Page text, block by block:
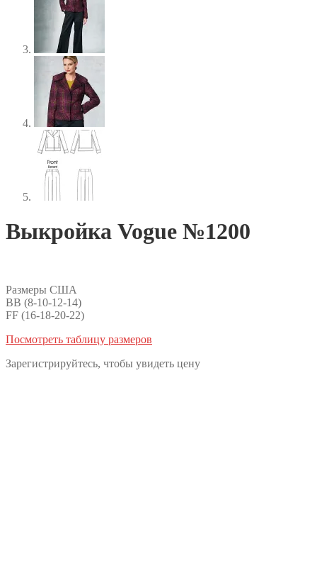
Выкройка Vogue №1200
Размеры США
BB (8-10-12-14)
FF (16-18-20-22)
Посмотреть таблицу размеров
Зарегистрируйтесь, чтобы увидеть цену